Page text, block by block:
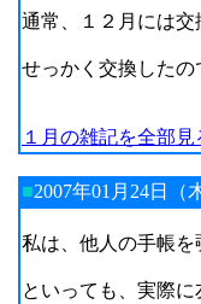
通常、１２月には
せっかく交換した
１月の雑記を全部見
■2007年01月24日（
私は、他人の手帳を
といっても、実際